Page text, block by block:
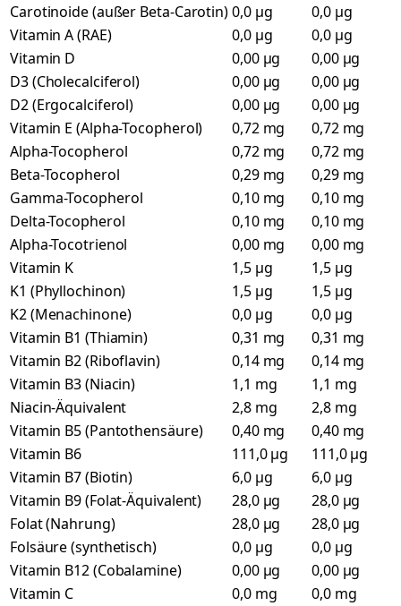
Carotinoide (außer Beta-Carotin)0,0 µg
0,0 µg
Vitamin A (RAE)
0,0 µg
0,0 µg
Vitamin D
0,00 µg
0,00 µg
D3 (Cholecalciferol)
0,00 µg
0,00 µg
D2 (Ergocalciferol)
0,00 µg
0,00 µg
Vitamin E (Alpha-Tocopherol)
0,72 mg
0,72 mg
Alpha-Tocopherol
0,72 mg
0,72 mg
Beta-Tocopherol
0,29 mg
0,29 mg
Gamma-Tocopherol
0,10 mg
0,10 mg
Delta-Tocopherol
0,10 mg
0,10 mg
Alpha-Tocotrienol
0,00 mg
0,00 mg
Vitamin K
1,5 µg
1,5 µg
K1 (Phyllochinon)
1,5 µg
1,5 µg
K2 (Menachinone)
0,0 µg
0,0 µg
Vitamin B1 (Thiamin)
0,31 mg
0,31 mg
Vitamin B2 (Riboflavin)
0,14 mg
0,14 mg
Vitamin B3 (Niacin)
1,1 mg
1,1 mg
Niacin-Äquivalent
2,8 mg
2,8 mg
Vitamin B5 (Pantothensäure)
0,40 mg
0,40 mg
Vitamin B6
111,0 µg
111,0 µg
Vitamin B7 (Biotin)
6,0 µg
6,0 µg
Vitamin B9 (Folat-Äquivalent)
28,0 µg
28,0 µg
Folat (Nahrung)
28,0 µg
28,0 µg
Folsäure (synthetisch)
0,0 µg
0,0 µg
Vitamin B12 (Cobalamine)
0,00 µg
0,00 µg
Vitamin C
0,0 mg
0,0 mg